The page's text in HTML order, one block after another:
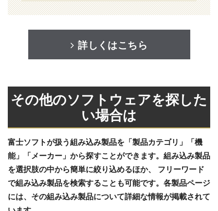
詳しくはこちら
その他のソフトウェアを探した
い場合は
富士ソフトが扱う組み込み製品を「製品カテゴリ」「機
能」「メーカー」から探すことができます。組み込み製品
を選択肢の中から簡単に絞り込めるほか、 フリーワード
で組み込み製品を検索することも可能です。各製品ページ
には、その組み込み製品について詳細な情報が掲載されて